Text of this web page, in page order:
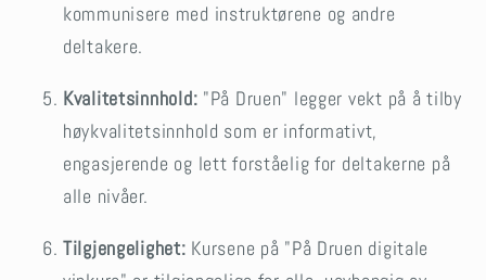
kommunisere med instruktørene og andre
deltakere.
Kvalitetsinnhold: "På Druen" legger vekt på å tilby
høykvalitetsinnhold som er informativt,
engasjerende og lett forståelig for deltakerne på
alle nivåer.
Tilgjengelighet: Kursene på "På Druen digitale